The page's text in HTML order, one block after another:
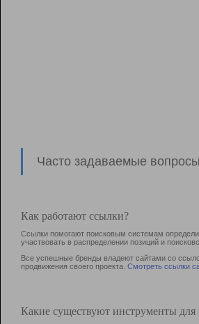
Часто задаваемые
Как работают ссылки?
Ссылки помогают поисковым системам
участвовать в раcпределении позиций и
Все успешные бренды владеют сайтами со
продвижения своего проекта. Смотреть ссылки
Какие существуют инструменты